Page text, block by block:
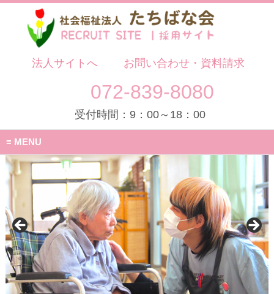
法人サイトへ お問い合わせ・資料請求
072-839-8080
受付時間：9：00～18：00
MENU